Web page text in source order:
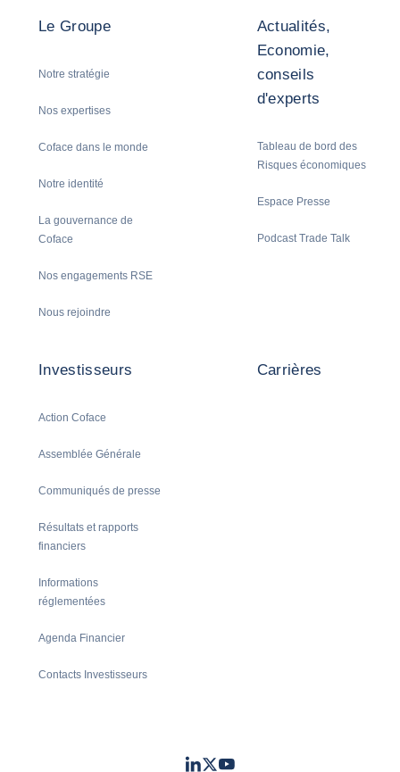
Le Groupe
Notre stratégie
Nos expertises
Coface dans le monde
Notre identité
La gouvernance de
Coface
Nos engagements RSE
Nous rejoindre
Actualités,
Economie,
conseils
d'experts
Tableau de bord des
Risques économiques
Espace Presse
Podcast Trade Talk
Investisseurs
Action Coface
Assemblée Générale
Communiqués de presse
Résultats et rapports
financiers
Informations
réglementées
Agenda Financier
Contacts Investisseurs
Carrières
LinkedIn
TwitterYoutube